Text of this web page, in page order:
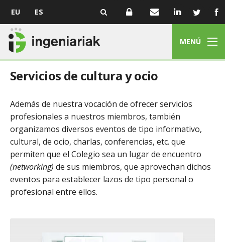
EU ES
MENÚ
Servicios de cultura y ocio
Además de nuestra vocación de ofrecer servicios
profesionales a nuestros miembros, también
organizamos diversos eventos de tipo informativo,
cultural, de ocio, charlas, conferencias, etc. que
permiten que el Colegio sea un lugar de encuentro
(networking) de sus miembros, que aprovechan dichos
eventos para establecer lazos de tipo personal o
profesional entre ellos.